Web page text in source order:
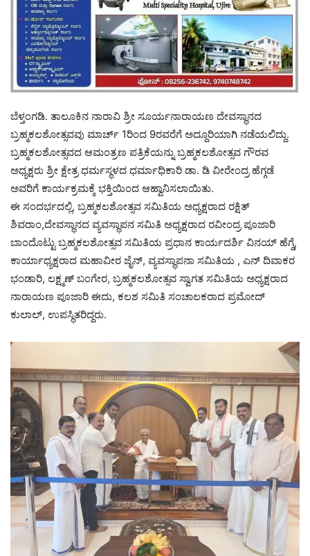
ಬೆಳ್ತಂಗಡಿ. ತಾಲೂಕಿನ ನಾರಾವಿ ಶ್ರೀ ಸೂರ್ಯನಾರಾಯಣ ದೇವಸ್ಥಾನದ
ಬ್ರಹ್ಮಕಲಶೋತ್ಸವವು ಮಾರ್ಚ್ 1ರಿಂದ 9ರವರೆಗೆ ಅದ್ದೂರಿಯಾಗಿ ನಡೆಯಲಿದ್ದು.
ಬ್ರಹ್ಮಕಲಶೋತ್ಸವದ ಆಮಂತ್ರಣ ಪತ್ರಿಕೆಯನ್ನು ಬ್ರಹ್ಮಕಲಶೋತ್ಸವ ಗೌರವ
ಅಧ್ಯಕ್ಷರು ಶ್ರೀ ಕ್ಷೇತ್ರ ಧರ್ಮಸ್ಥಳದ ಧರ್ಮಾಧಿಕಾರಿ ಡಾ. ಡಿ ವೀರೇಂದ್ರ ಹೆಗ್ಗಡೆ
ಅವರಿಗೆ ಕಾರ್ಯಕ್ರಮಕ್ಕೆ ಭಕ್ತಿಯಿಂದ ಆಹ್ವಾನಿಸಲಾಯಿತು.
ಈ ಸಂದರ್ಭದಲ್ಲಿ, ಬ್ರಹ್ಮಕಲಶೋತ್ಸವ ಸಮಿತಿಯ ಅಧ್ಯಕ್ಷರಾದ ರಕ್ಷಿತ್
ಶಿವರಾಂ,ದೇವಸ್ಥಾನದ ವ್ಯವಸ್ಥಾಪನ ಸಮಿತಿ ಅಧ್ಯಕ್ಷರಾದ ರವೀಂದ್ರ ಪೂಜಾರಿ
ಬಾಂದೊಟ್ಟು ಬ್ರಹ್ಮಕಲಶೋತ್ಸವ ಸಮಿತಿಯ ಪ್ರಧಾನ ಕಾರ್ಯದರ್ಶಿ ವಿನಯ್ ಹೆಗ್ಡೆ,
ಕಾರ್ಯಾಧ್ಯಕ್ಷರಾದ ಮಹಾವೀರ ಜೈನ್, ವ್ಯವಸ್ಥಾಪನಾ ಸಮಿತಿಯ , ಎನ್ ದಿವಾಕರ
ಭಂಡಾರಿ, ಲಕ್ಷ್ಮಣ್ ಬಂಗೇರ, ಬ್ರಹ್ಮಕಲಶೋತ್ಸವ ಸ್ವಾಗತ ಸಮಿತಿಯ ಅಧ್ಯಕ್ಷರಾದ
ನಾರಾಯಣ ಪೂಜಾರಿ ಈದು, ಕಲಶ ಸಮಿತಿ ಸಂಚಾಲಕರಾದ ಪ್ರಮೋದ್‌
ಕುಲಾಲ್, ಉಪಸ್ಥಿತರಿದ್ದರು.